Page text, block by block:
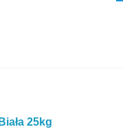
25kg